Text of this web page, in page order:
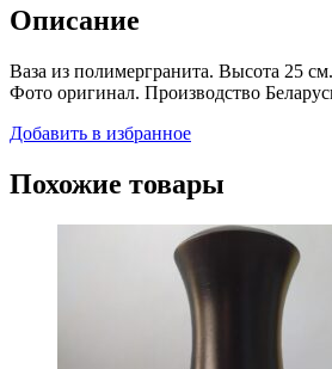
Описание
Ваза из полимергранита. Высота 25
Фото оригинал. Производство
Добавить в избранное
Похожие товары